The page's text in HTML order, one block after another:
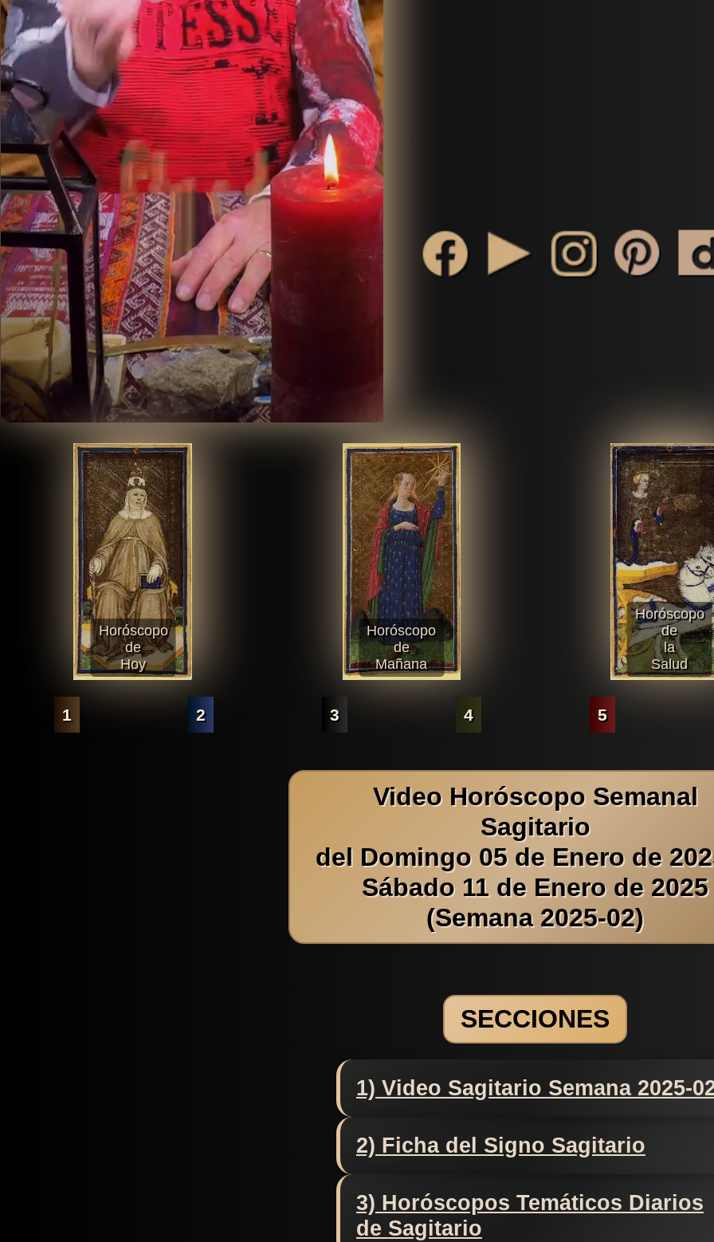
Horóscopo
de
Hoy
Horóscopo
de
Mañana
Horóscopo
de
la
Salud
1 2 3 4 5
Video Horóscopo Semanal
Sagitario
del Domingo 05 de Enero de
Sábado 11 de Enero de 2025
(Semana 2025-02)
SECCIONES
1) Video Sagitario Semana 2025-
2) Ficha del Signo Sagitario
3) Horóscopos Temáticos Diarios
de Sagitario